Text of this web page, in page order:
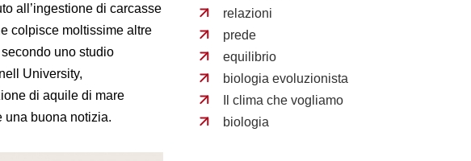
all’ingestione di carcasse
colpisce moltissime altre
uno studio
University,
di aquile di mare
una buona notizia.
relazioni
prede
equilibrio
biologia evoluzionista
Il clima che vogliamo
biologia